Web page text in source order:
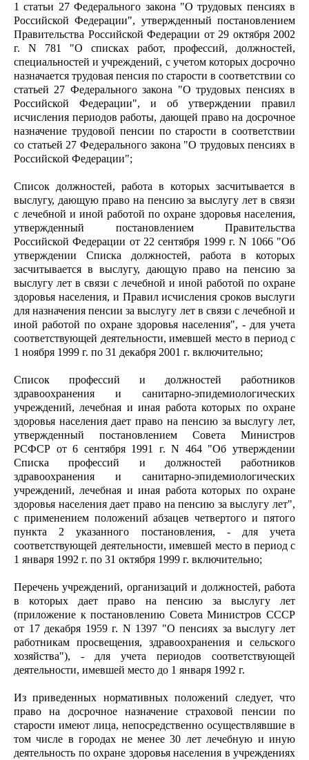
1 статьи 27 Федерального закона "О трудовых пенсиях в
Российской Федерации", утвержденный постановлением
Правительства Российской Федерации от 29 октября 2002
г. N 781 "О списках работ, профессий, должностей,
специальностей и учреждений, с учетом которых досрочно
назначается трудовая пенсия по старости в соответствии со
статьей 27 Федерального закона "О трудовых пенсиях в
Российской Федерации", и об утверждении правил
исчисления периодов работы, дающей право на досрочное
назначение трудовой пенсии по старости в соответствии
со статьей 27 Федерального закона "О трудовых пенсиях в
Российской Федерации";
Список должностей, работа в которых засчитывается в
выслугу, дающую право на пенсию за выслугу лет в связи
с лечебной и иной работой по охране здоровья населения,
утвержденный постановлением Правительства
Российской Федерации от 22 сентября 1999 г. N 1066 "Об
утверждении Списка должностей, работа в которых
засчитывается в выслугу, дающую право на пенсию за
выслугу лет в связи с лечебной и иной работой по охране
здоровья населения, и Правил исчисления сроков выслуги
для назначения пенсии за выслугу лет в связи с лечебной и
иной работой по охране здоровья населения", - для учета
соответствующей деятельности, имевшей место в период с
1 ноября 1999 г. по 31 декабря 2001 г. включительно;
Список профессий и должностей работников
здравоохранения и санитарно-эпидемиологических
учреждений, лечебная и иная работа которых по охране
здоровья населения дает право на пенсию за выслугу лет,
утвержденный постановлением Совета Министров
РСФСР от 6 сентября 1991 г. N 464 "Об утверждении
Списка профессий и должностей работников
здравоохранения и санитарно-эпидемиологических
учреждений, лечебная и иная работа которых по охране
здоровья населения дает право на пенсию за выслугу лет",
с применением положений абзацев четвертого и пятого
пункта 2 указанного постановления, - для учета
соответствующей деятельности, имевшей место в период с
1 января 1992 г. по 31 октября 1999 г. включительно;
Перечень учреждений, организаций и должностей, работа
в которых дает право на пенсию за выслугу лет
(приложение к постановлению Совета Министров СССР
от 17 декабря 1959 г. N 1397 "О пенсиях за выслугу лет
работникам просвещения, здравоохранения и сельского
хозяйства"), - для учета периодов соответствующей
деятельности, имевшей место до 1 января 1992 г.
Из приведенных нормативных положений следует, что
право на досрочное назначение страховой пенсии по
старости имеют лица, непосредственно осуществлявшие в
том числе в городах не менее 30 лет лечебную и иную
деятельность по охране здоровья населения в учреждениях